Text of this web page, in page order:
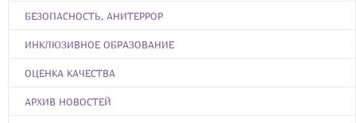
БЕЗОПАСНОСТЬ, АНИТЕРРОР
ИНКЛЮЗИВНОЕ ОБРАЗОВАНИЕ
ОЦЕНКА КАЧЕСТВА
АРХИВ НОВОСТЕЙ